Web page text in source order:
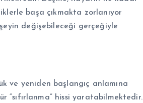
başa çıkmakta zorlanıyor
değişebileceği gerçeğiyle
ve yeniden başlangıç anlamına
“sıfırlanma” hissi yaratabilmektedir.